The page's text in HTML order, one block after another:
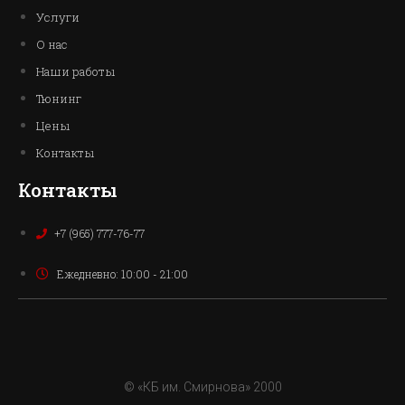
Услуги
О нас
Наши работы
Тюнинг
Цены
Контакты
Контакты
+7 (965) 777-76-77
Ежедневно: 10:00 - 21:00
© «КБ им. Смирнова» 2000